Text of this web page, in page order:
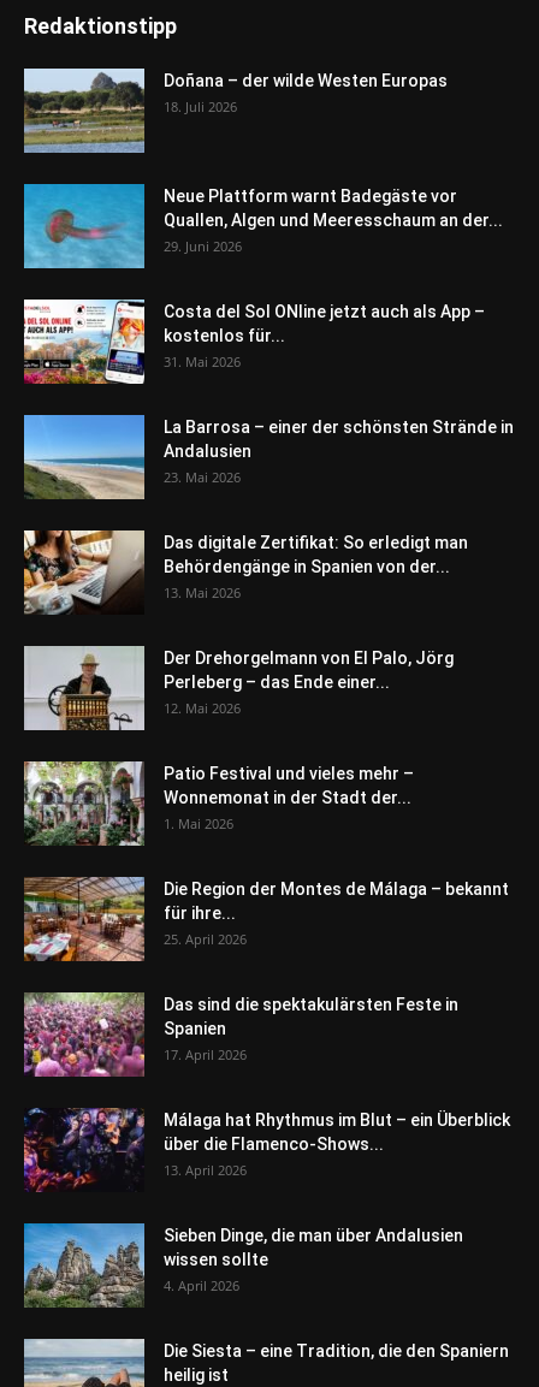
Redaktionstipp
Doñana – der wilde Westen Europas
18. Juli 2026
Neue Plattform warnt Badegäste vor
Quallen, Algen und Meeresschaum an der...
29. Juni 2026
Costa del Sol ONline jetzt auch als App –
kostenlos für...
31. Mai 2026
La Barrosa – einer der schönsten Strände in
Andalusien
23. Mai 2026
Das digitale Zertifikat: So erledigt man
Behördengänge in Spanien von der...
13. Mai 2026
Der Drehorgelmann von El Palo, Jörg
Perleberg – das Ende einer...
12. Mai 2026
Patio Festival und vieles mehr –
Wonnemonat in der Stadt der...
1. Mai 2026
Die Region der Montes de Málaga – bekannt
für ihre...
25. April 2026
Das sind die spektakulärsten Feste in
Spanien
17. April 2026
Málaga hat Rhythmus im Blut – ein Überblick
über die Flamenco-Shows...
13. April 2026
Sieben Dinge, die man über Andalusien
wissen sollte
4. April 2026
Die Siesta – eine Tradition, die den Spaniern
heilig ist